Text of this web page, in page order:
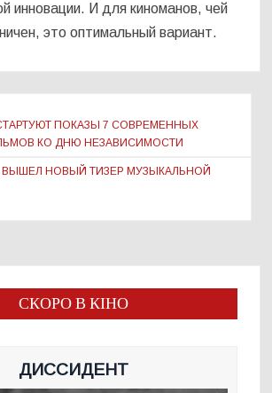
инновации. И для киноманов, чей
это оптимальный вариант.
ПОКАЗЫ 7 СОВРЕМЕННЫХ
КО ДНЮ НЕЗАВИСИМОСТИ
ВЫШЕЛ НОВЫЙ ТИЗЕР МУЗЫКАЛЬНОЙ
СКОРО В КІНО
ДИССИДЕНТ